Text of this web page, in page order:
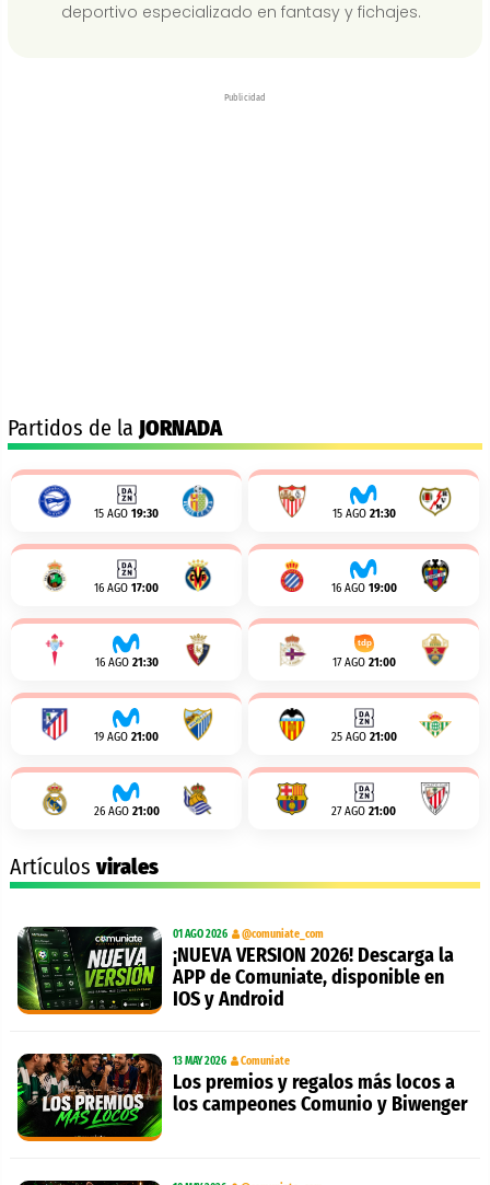
deportivo especializado en fantasy y fichajes.
Publicidad
Partidos de la JORNADA
15 AGO 19:30 15 AGO 21:30
16 AGO 17:00 16 AGO 19:00
16 AGO 21:30 17 AGO 21:00
19 AGO 21:00 25 AGO 21:00
26 AGO 21:00 27 AGO 21:00
Artículosvirales
01 AGO 2026 @comuniate_com
¡NUEVA VERSION 2026! Descarga la
APP de Comuniate, disponible en
IOS y Android
13 MAY 2026 Comuniate
Los premios y regalos más locos a
los campeones Comunio y Biwenger